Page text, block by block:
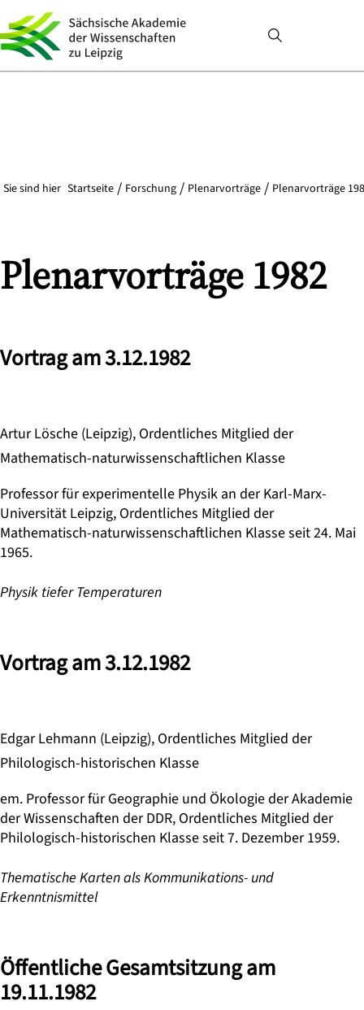
Sie sind hier Startseite Forschung Plenarvorträge Plenarvorträge
Plenarvorträge 1982
Vortrag am 3.12.1982
Artur Lösche (Leipzig), Ordentliches Mitglied der
Mathematisch-naturwissenschaftlichen Klasse
Professor für experimentelle Physik an der Karl-Marx-
Universität Leipzig, Ordentliches Mitglied der
Mathematisch-naturwissenschaftlichen Klasse seit 24. Mai
1965.
Physik tiefer Temperaturen
Vortrag am 3.12.1982
Edgar Lehmann (Leipzig), Ordentliches Mitglied der
Philologisch-historischen Klasse
em. Professor für Geographie und Ökologie der Akademie
der Wissenschaften der DDR, Ordentliches Mitglied der
Philologisch-historischen Klasse seit 7. Dezember 1959.
Thematische Karten als Kommunikations- und
Erkenntnismittel
Öffentliche Gesamtsitzung am
19.11.1982